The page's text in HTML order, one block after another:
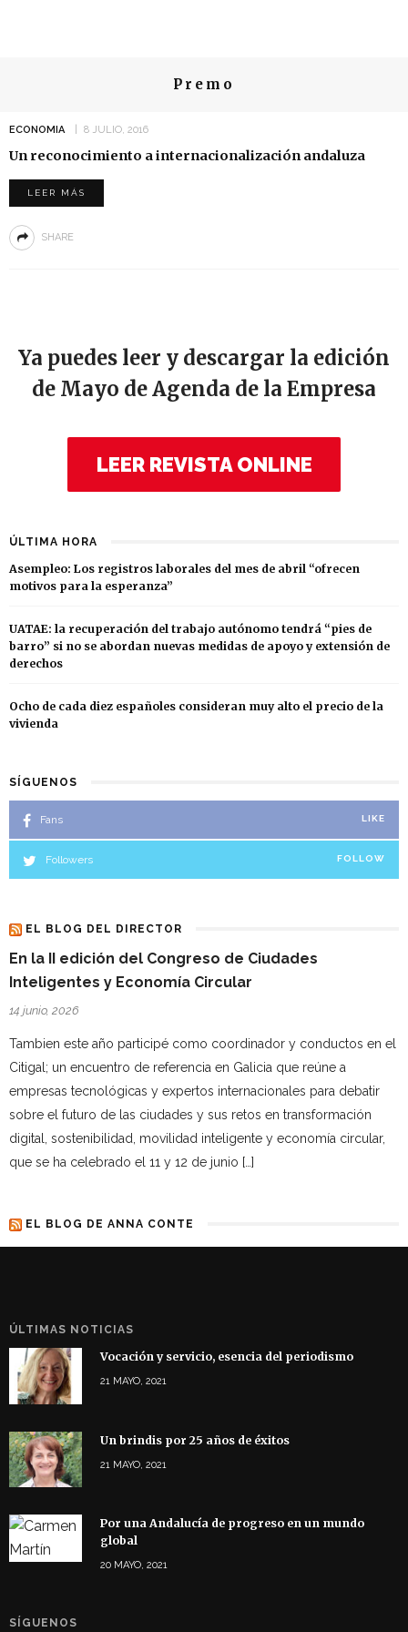
Premo
ECONOMIA 8 JULIO, 2016
Un reconocimiento a internacionalización andaluza
LEER MÁS
SHARE
Ya puedes leer y descargar la edición
de Mayo de Agenda de la Empresa
LEER REVISTA ONLINE
ÚLTIMA HORA
Asempleo: Los registros laborales del mes de abril “ofrecen
motivos para la esperanza”
UATAE: la recuperación del trabajo autónomo tendrá “pies de
barro” si no se abordan nuevas medidas de apoyo y extensión de
derechos
Ocho de cada diez españoles consideran muy alto el precio de la
vivienda
SÍGUENOS
Fans LIKE
Followers FOLLOW
EL BLOG DEL DIRECTOR
En la II edición del Congreso de Ciudades
Inteligentes y Economía Circular
14 junio, 2026
Tambien este año participé como coordinador y conductos en el
Citigal; un encuentro de referencia en Galicia que reúne a
empresas tecnológicas y expertos internacionales para debatir
sobre el futuro de las ciudades y sus retos en transformación
digital, sostenibilidad, movilidad inteligente y economía circular,
que se ha celebrado el 11 y 12 de junio […]
EL BLOG DE ANNA CONTE
ÚLTIMAS NOTICIAS
Vocación y servicio, esencia del periodismo
21 MAYO, 2021
Un brindis por 25 años de éxitos
21 MAYO, 2021
Por una Andalucía de progreso en un mundo
global
20 MAYO, 2021
SÍGUENOS